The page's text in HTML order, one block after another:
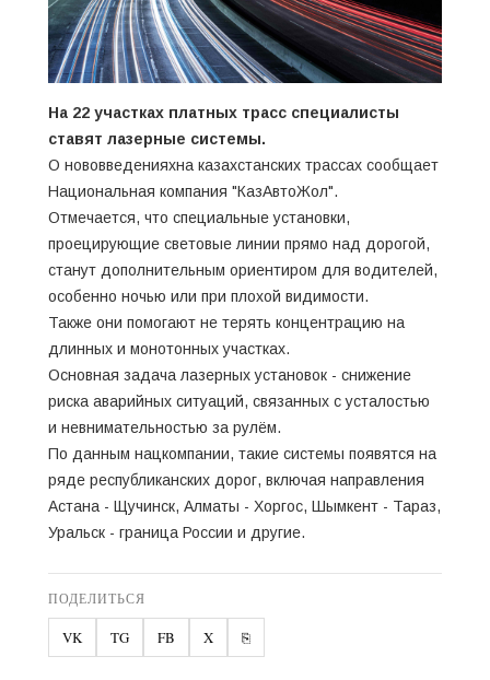
На 22 участках платных трасс специалисты
ставят лазерные системы.
О нововведенияхна казахстанских трассах сообщает
Национальная компания "КазАвтоЖол".
Отмечается, что специальные установки,
проецирующие световые линии прямо над дорогой,
станут дополнительным ориентиром для водителей,
особенно ночью или при плохой видимости.
Также они помогают не терять концентрацию на
длинных и монотонных участках.
Основная задача лазерных установок - снижение
риска аварийных ситуаций, связанных с усталостью
и невнимательностью за рулём.
По данным нацкомпании, такие системы появятся на
ряде республиканских дорог, включая направления
Астана - Щучинск, Алматы - Хоргос, Шымкент - Тараз,
Уральск - граница России и другие.
ПОДЕЛИТЬСЯ
VK TG FB X ⎘